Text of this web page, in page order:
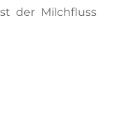
der Milchfluss